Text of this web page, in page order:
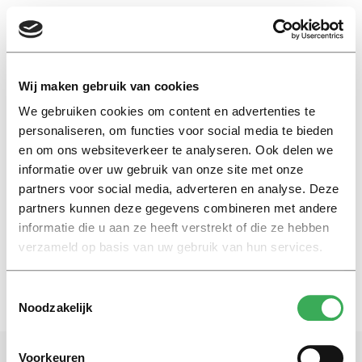
Wij maken gebruik van cookies
We gebruiken cookies om content en advertenties te
personaliseren, om functies voor social media te bieden
en om ons websiteverkeer te analyseren. Ook delen we
informatie over uw gebruik van onze site met onze
partners voor social media, adverteren en analyse. Deze
partners kunnen deze gegevens combineren met andere
informatie die u aan ze heeft verstrekt of die ze hebben
verzameld op basis van uw gebruik van hun services.
Noodzakelijk
Voorkeuren
EN
macron
Nieuws
Gele hesjes protesteren tegen
doorgeschoten neoliberalisme
06 december 2018